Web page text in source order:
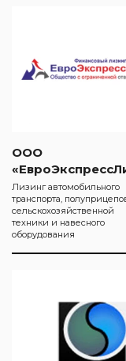
ООО
Лизинг автомобильного
транспорта,
сельскохозяйственной
техники и навесного
оборудования